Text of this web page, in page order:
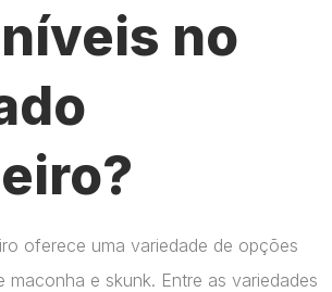
no
oferece uma variedade de opções
maconha e skunk. Entre as variedades